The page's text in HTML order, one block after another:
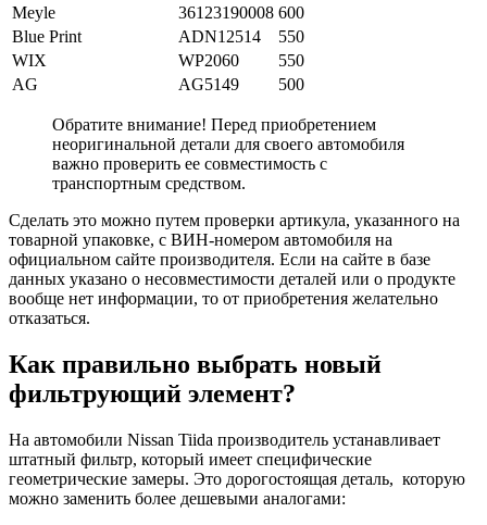
Meyle
36123190008 600
Blue Print
ADN12514
550
WIX
WP2060
550
AG
AG5149 500
Обратите внимание! Перед приобретением
неоригинальной детали для своего автомобиля
важно проверить ее совместимость с
транспортным средством.
Сделать это можно путем проверки артикула, указанного на
товарной упаковке, с ВИН-номером автомобиля на
официальном сайте производителя. Если на сайте в базе
данных указано о несовместимости деталей или о продукте
вообще нет информации, то от приобретения желательно
отказаться.
Как правильно выбрать новый
фильтрующий элемент?
На автомобили Nissan Tiida производитель устанавливает
штатный фильтр, который имеет специфические
геометрические замеры. Это дорогостоящая деталь, которую
можно заменить более дешевыми аналогами: